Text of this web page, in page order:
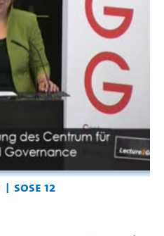
SoSe 12